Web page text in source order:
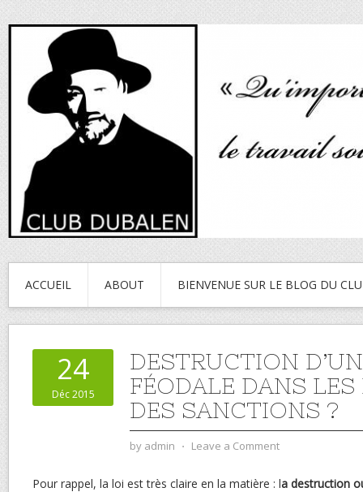
ACCUEIL ABOUT BIENVENUE SUR LE BLOG DU
24
Déc 2015
DESTRUCTION
FÉODALE DANS
DES SANCTIONS ?
by admin ⋅ Leave a Comment
Pour rappel, la loi est très claire en la matière : la destruction